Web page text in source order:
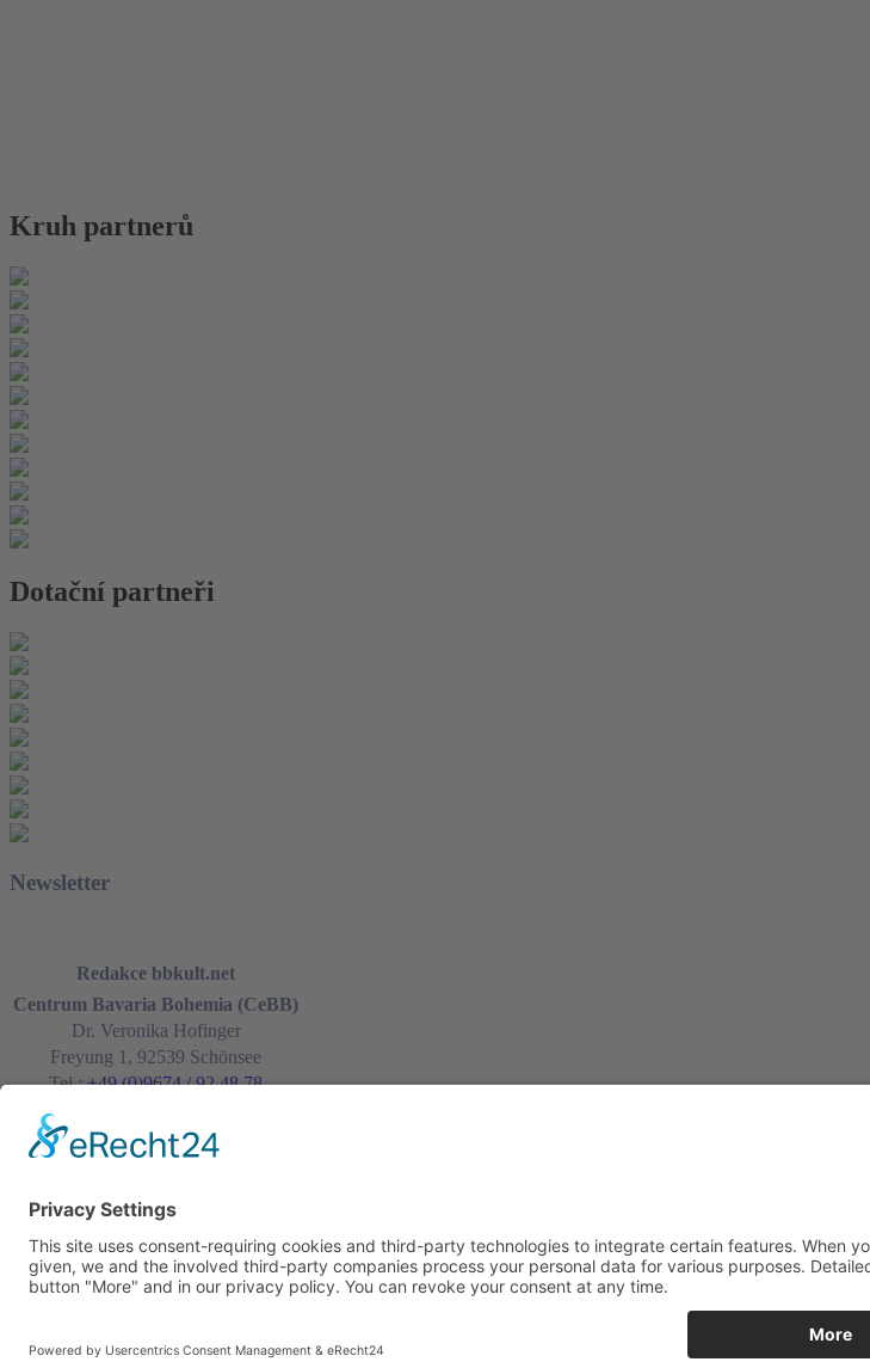
Kruh partnerů
Dotační partneři
Newsletter
Redakce bbkult.net
Centrum Bavaria Bohemia (CeBB)
Dr. Veronika Hofinger
Freyung 1, 92539 Schönsee
Tel.:+49 (0)9674 / 92 48 78
veronika.hofinger@cebb.de
Kontakt
Tiráž
Cookies
Ochrana osobních údajů